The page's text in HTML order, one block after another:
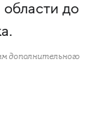
до
дополнительного